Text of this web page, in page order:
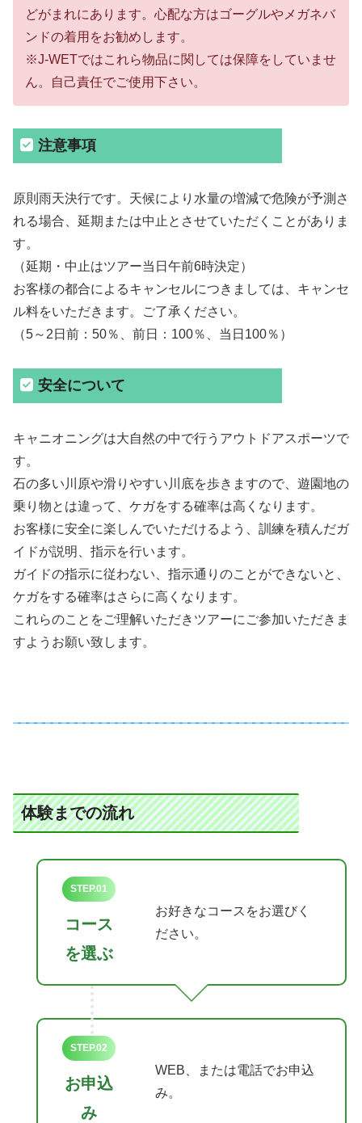
どがまれにあります。心配な方はゴーグルやメガネバ
ンドの着用をお勧めします。
※J-WETではこれら物品に関しては保障をしていませ
ん。自己責任でご使用下さい。
注意事項
原則雨天決行です。天候により水量の増減で危険が予測さ
れる場合、延期または中止とさせていただくことがありま
す。
（延期・中止はツアー当日午前6時決定）
お客様の都合によるキャンセルにつきましては、キャンセ
ル料をいただきます。ご了承ください。
（5～2日前：50％、前日：100％、当日100％）
安全について
キャニオニングは大自然の中で行うアウトドアスポーツで
す。
石の多い川原や滑りやすい川底を歩きますので、遊園地の
乗り物とは違って、ケガをする確率は高くなります。
お客様に安全に楽しんでいただけるよう、訓練を積んだガ
イドが説明、指示を行います。
ガイドの指示に従わない、指示通りのことができないと、
ケガをする確率はさらに高くなります。
これらのことをご理解いただきツアーにご参加いただきま
すようお願い致します。
体験までの流れ
STEP.01
コース
を選ぶ
お好きなコースをお選びく
ださい。
STEP.02
お申込
み
WEB、または電話でお申込
み。